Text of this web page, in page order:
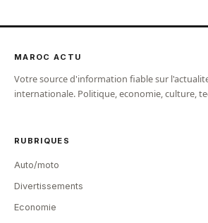
MAROC ACTU
Votre source d'information fiable sur
internationale. Politique, economie, culture,
RUBRIQUES
Auto/moto
Divertissements
Economie